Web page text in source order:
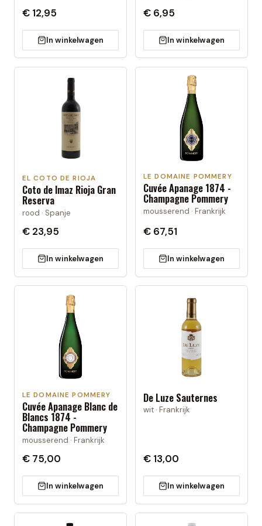
€ 12,95
In winkelwagen
€ 6,95
In winkelwagen
EL COTO DE RIOJA
Coto de Imaz Rioja Gran
Reserva
rood · Spanje
€ 23,95
In winkelwagen
LE DOMAINE POMMERY
Cuvée Apanage 1874 -
Champagne Pommery
mousserend · Frankrijk
€ 67,51
In winkelwagen
LE DOMAINE POMMERY
Cuvée Apanage Blanc de
Blancs 1874 -
Champagne Pommery
mousserend · Frankrijk
€ 75,00
In winkelwagen
De Luze Sauternes
wit · Frankrijk
€ 13,00
In winkelwagen